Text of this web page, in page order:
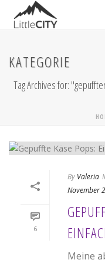
KATEGORIE
Tag Archives for:
6
By Valeria
November
Meine